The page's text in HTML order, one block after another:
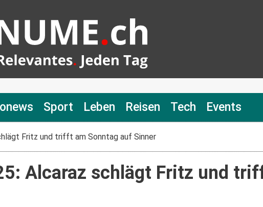
Sport Leben Reisen Tech Events
Fritz und trifft am Sonntag auf Sinner
Alcaraz schlägt Fritz und